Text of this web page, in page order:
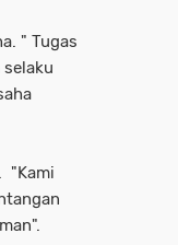
" Tugas
"Kami